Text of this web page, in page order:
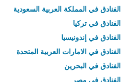
الفنادق في المملكة العربية السعودية
الفنادق في تركيا
الفنادق في إندونيسيا
الفنادق في الامارات العربية المتحدة
الفنادق في البحرين
الفنادق في مصر